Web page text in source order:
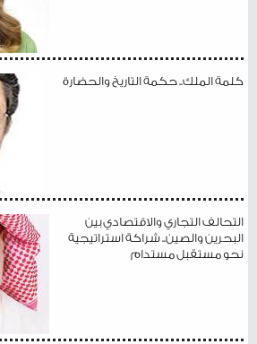
كلمة الملك.. حكمة التاريخ والحضارة
التحالف التجاري والاقتصادي بين
البحرين والصين.. شراكة استراتيجية
نحو مستقبل مستدام